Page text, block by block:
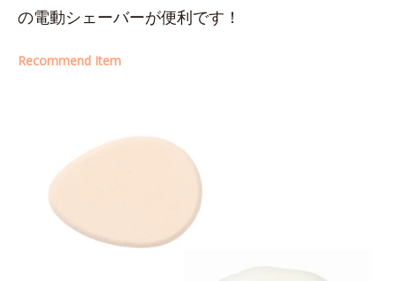
の電動シェーバーが便利です！
Recommend Item